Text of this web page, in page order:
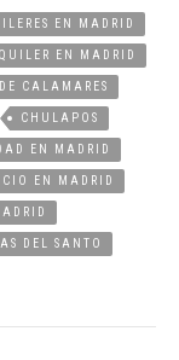
EN MADRID
EN MADRID
CALAMARES
CHULAPOS
EN MADRID
EN MADRID
DEL SANTO